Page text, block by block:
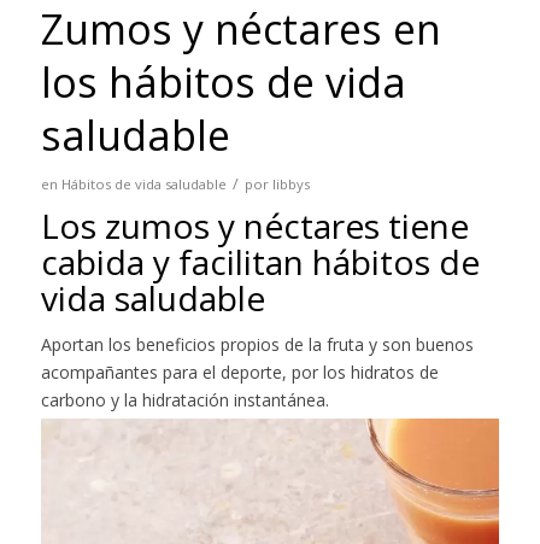
Zumos y néctares en
los hábitos de vida
saludable
en Hábitos de vida saludable / por libbys
Los zumos y néctares tiene
cabida y facilitan hábitos de
vida saludable
Aportan los beneficios propios de la fruta y son buenos
acompañantes para el deporte, por los hidratos de
carbono y la hidratación instantánea.